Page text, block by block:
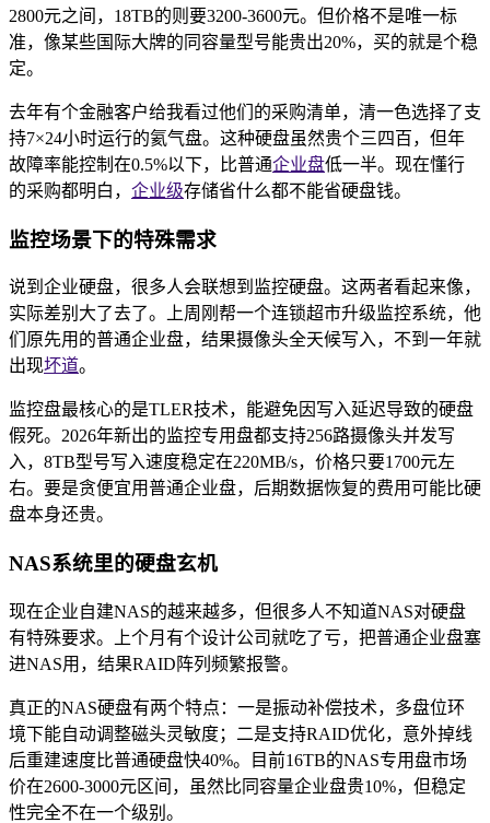
2800元之间，18TB的则要3200-3600元。但价格不是唯一标
准，像某些国际大牌的同容量型号能贵出20%，买的就是个稳
定。
去年有个金融客户给我看过他们的采购清单，清一色选择了支
持7×24小时运行的氦气盘。这种硬盘虽然贵个三四百，但年
故障率能控制在0.5%以下，比普通企业盘低一半。现在懂行
的采购都明白， 企业级存储省什么都不能省硬盘钱。
监控场景下的特殊需求
说到企业硬盘，很多人会联想到监控硬盘。这两者看起来像，
实际差别大了去了。上周刚帮一个连锁超市升级监控系统，他
们原先用的普通企业盘，结果摄像头全天候写入，不到一年就
出现坏道。
监控盘最核心的是TLER技术，能避免因写入延迟导致的硬盘
假死。2026年新出的监控专用盘都支持256路摄像头并发写
入，8TB型号写入速度稳定在220MB/s，价格只要1700元左
右。要是贪便宜用普通企业盘，后期数据恢复的费用可能比硬
盘本身还贵。
NAS系统里的硬盘玄机
现在企业自建NAS的越来越多，但很多人不知道NAS对硬盘
有特殊要求。上个月有个设计公司就吃了亏，把普通企业盘塞
进NAS用，结果RAID阵列频繁报警。
真正的NAS硬盘有两个特点：一是振动补偿技术，多盘位环
境下能自动调整磁头灵敏度；二是支持RAID优化，意外掉线
后重建速度比普通硬盘快40%。目前16TB的NAS专用盘市场
价在2600-3000元区间，虽然比同容量企业盘贵10%，但稳定
性完全不在一个级别。